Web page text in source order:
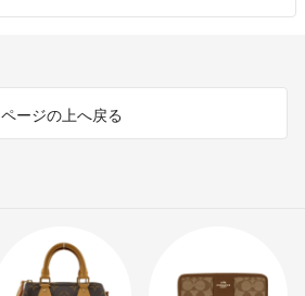
ページの上へ戻る